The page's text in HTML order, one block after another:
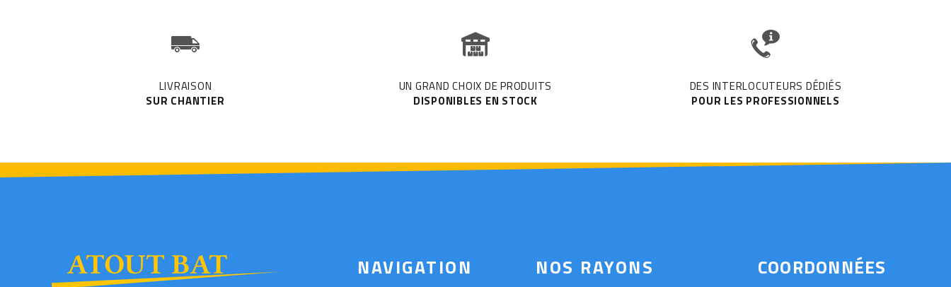
LIVRAISON
SUR CHANTIER
UN GRAND CHOIX DE PRODUITS
DISPONIBLES EN STOCK
DES INTERLOCUTEURS DÉDIÉS
POUR LES PROFESSIONNELS
NAVIGATION NOS RAYONS COORDONNÉES